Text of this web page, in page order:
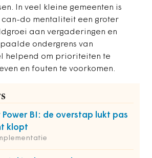
In veel kleine gemeenten is
do mentaliteit een groter
aan vergaderingen en
ondergrens van
helpend om prioriteiten te
en fouten te voorkomen.
BI: de overstap lukt pas
klopt